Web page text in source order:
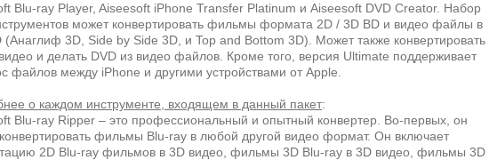
Blu-ray Player, Aiseesoft iPhone Transfer Platinum и Aiseesoft DVD Creator. Набор
может конвертировать фильмы формата 2D / 3D BD и видео файлы в
(Анаглиф 3D, Side by Side 3D, и Top and Bottom 3D). Может также конвертировать
и делать DVD из видео файлов. Кроме того, версия Ultimate поддерживает
файлов между iPhone и другими устройствами от Apple.
о каждом инструменте, входящем в данный пакет:
Blu-ray Ripper – это профессиональный и опытный конвертер. Во-первых, он
фильмы Blu-ray в любой другой видео формат. Он включает
2D Blu-ray фильмов в 3D видео, фильмы 3D Blu-ray в 3D видео, фильмы 3D